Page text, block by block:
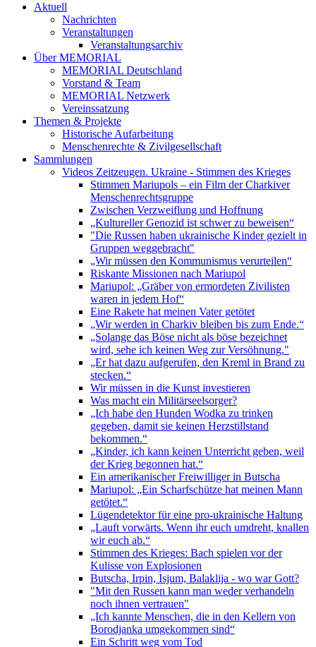
Aktuell
Nachrichten
Veranstaltungen
Veranstaltungsarchiv
Über MEMORIAL
MEMORIAL Deutschland
Vorstand & Team
MEMORIAL Netzwerk
Vereinssatzung
Themen & Projekte
Historische Aufarbeitung
Menschenrechte & Zivilgesellschaft
Sammlungen
Videos Zeitzeugen. Ukraine - Stimmen des Krieges
Stimmen Mariupols – ein Film der Charkiver
Menschenrechtsgruppe
Zwischen Verzweiflung und Hoffnung
„Kultureller Genozid ist schwer zu beweisen“
"Die Russen haben ukrainische Kinder gezielt in
Gruppen weggebracht"
„Wir müssen den Kommunismus verurteilen“
Riskante Missionen nach Mariupol
Mariupol: „Gräber von ermordeten Zivilisten
waren in jedem Hof“
Eine Rakete hat meinen Vater getötet
„Wir werden in Charkiv bleiben bis zum Ende.“
„Solange das Böse nicht als böse bezeichnet
wird, sehe ich keinen Weg zur Versöhnung."
„Er hat dazu aufgerufen, den Kreml in Brand zu
stecken.“
Wir müssen in die Kunst investieren
Was macht ein Militärseelsorger?
„Ich habe den Hunden Wodka zu trinken
gegeben, damit sie keinen Herzstillstand
bekommen.“
„Kinder, ich kann keinen Unterricht geben, weil
der Krieg begonnen hat.“
Ein amerikanischer Freiwilliger in Butscha
Mariupol: „Ein Scharfschütze hat meinen Mann
getötet.“
Lügendetektor für eine pro-ukrainische Haltung
„Lauft vorwärts. Wenn ihr euch umdreht, knallen
wir euch ab.“
Stimmen des Krieges: Bach spielen vor der
Kulisse von Explosionen
Butscha, Irpin, Isjum, Balaklija - wo war Gott?
"Mit den Russen kann man weder verhandeln
noch ihnen vertrauen"
„Ich kannte Menschen, die in den Kellern von
Borodjanka umgekommen sind“
Ein Schritt weg vom Tod